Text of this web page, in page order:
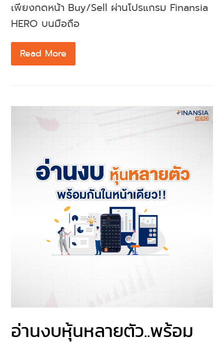
เพียงกดหน้า Buy/Sell ผ่านโปรแกรม Finansia
HERO บนมือถือ
Read More
อ่านงบหุ้นหลายตัว..พร้อม